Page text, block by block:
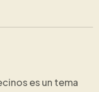
es un tema